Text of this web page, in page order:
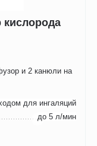
кислорода
и 2 канюли на
для ингаляций
до 5 л/мин